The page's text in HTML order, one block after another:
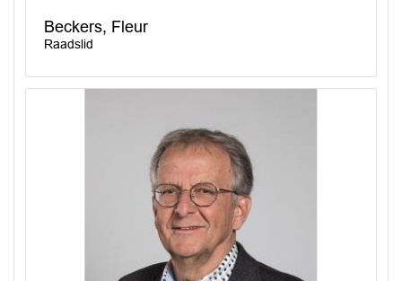
Beckers, Fleur
Raadslid